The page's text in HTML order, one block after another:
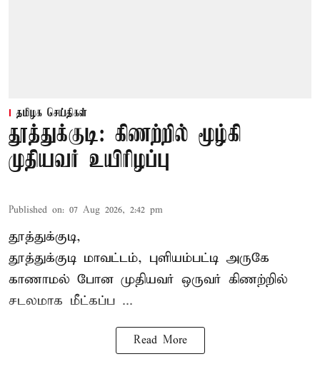
தமிழக செய்திகள்
தூத்துக்குடி: கிணற்றில் மூழ்கி
முதியவர் உயிரிழப்பு
Published on: 07 Aug 2026, 2:42 pm
தூத்துக்குடி,
தூத்துக்குடி மாவட்டம், புளியம்பட்டி அருகே
காணாமல் போன முதியவர் ஒருவர் கிணற்றில்
சடலமாக மீட்கப்ப ...
Read More